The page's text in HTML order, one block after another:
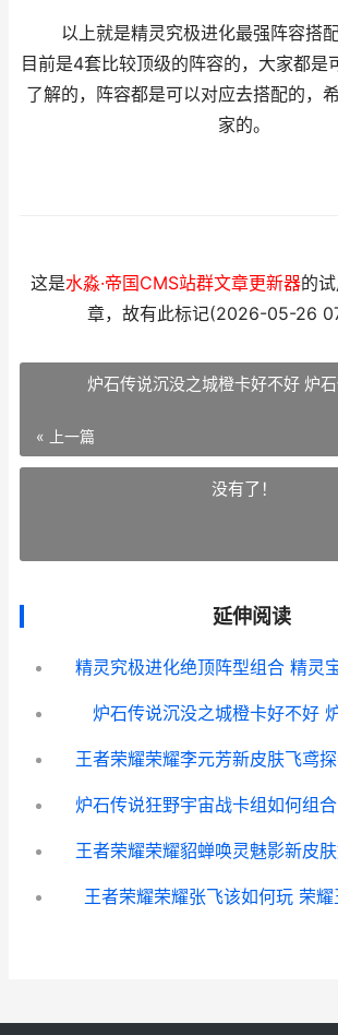
以上就是精灵究极进化最强阵容搭配
目前是4套比较顶级的阵容的，大家都是
了解的，阵容都是可以对应去搭配的，
家的。
这是水淼·帝国CMS站群文章更新器的
章，故有此标记(2026-05-26
炉石传说沉没之城橙卡好不好 炉
« 上一篇
没有了！
延伸阅读
精灵究极进化绝顶阵型组合 精灵
炉石传说沉没之城橙卡好不好
王者荣耀荣耀张飞该如何玩 荣